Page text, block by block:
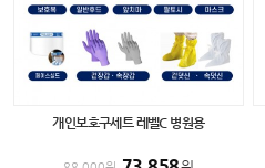
개인보호구세트 레벨C 병원용